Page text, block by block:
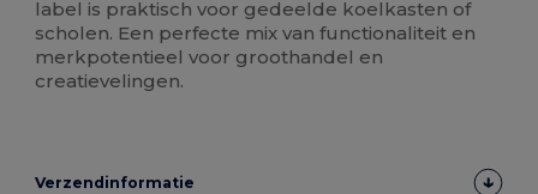
label is praktisch voor gedeelde koelkasten of
scholen. Een perfecte mix van functionaliteit en
merkpotentieel voor groothandel en
creatievelingen.
Verzendinformatie